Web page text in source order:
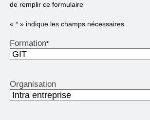
de remplir ce formulaire
« * » indique les champs nécessaires
Formation*
Organisation